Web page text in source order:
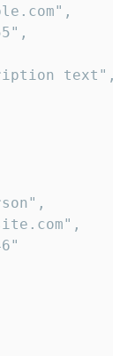
text",